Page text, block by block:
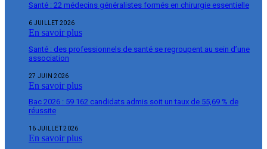
Santé : 22 médecins généralistes formés en chirurgie essentielle
6 JUILLET 2026
En savoir plus
Santé : des professionnels de santé se regroupent au sein d’une
association
27 JUIN 2026
En savoir plus
Bac 2026 : 59 162 candidats admis soit un taux de 55,69 % de
réussite
16 JUILLET 2026
En savoir plus